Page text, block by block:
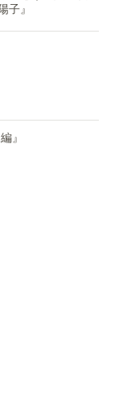
子』
』